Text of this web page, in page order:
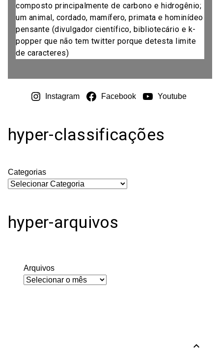
composto principalmente de carbono e hidrogênio;
um animal, cordado, mamífero, primata e hominídeo
pensante (divulgador científico, bibliotecário e k-
popper que não tem twitter porque detesta limite
de caracteres)
Instagram Facebook Youtube
hyper-classificações
Categorias
hyper-arquivos
Arquivos
expand_less